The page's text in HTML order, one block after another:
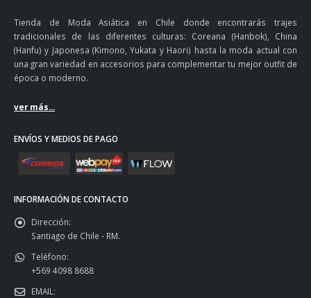
Tienda de Moda Asiática en Chile donde encontrarás trajes
tradicionales de las diferentes culturas: Coreana (Hanbok), China
(Hanfu) y Japonesa (Kimono, Yukata y Haori) hasta la moda actual con
una gran variedad en accesorios para complementar tu mejor outfit de
época o moderno.
ver más...
ENVÍOS Y MEDIOS DE PAGO
INFORMACIÓN DE CONTACTO
Dirección:
Santiago de Chile - RM.
Teléfono:
+569 4098 8688
EMAIL: